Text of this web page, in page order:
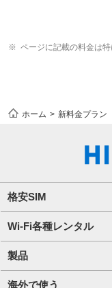
ページに記載の料金は
ホーム 新料金プラン
格安SIM
国内通信SIM一覧
自由自在2.0プラン
ビタッ！プラン
Wi-Fi各種レンタル
法人のお客様トップページ
海外短期レンタル HIS Wi-Fi
製品
オンラインショップ
海外で使う